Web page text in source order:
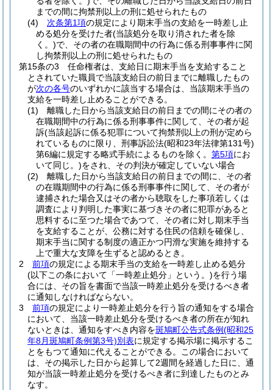
までの間に拘禁刑以上の刑に処せられたもの
(4)
次条第1項の規定により期末手当の支給を一時差し止
める処分を受けた者(当該処分を取り消された者を除
く。)で、その者の在職期間中の行為に係る刑事事件に関
し拘禁刑以上の刑に処せられたもの
第15条の3
任命権者は、支給日に期末手当を支給すること
とされていた職員で当該支給日の前日までに離職したもの
が次の各号のいずれかに該当する場合は、当該期末手当の
支給を一時差し止めることができる。
(1)
離職した日から当該支給日の前日までの間にその者の
在職期間中の行為に係る刑事事件に関して、その者が起
訴(当該起訴に係る犯罪について拘禁刑以上の刑が定めら
れているものに限り、刑事訴訟法(昭和23年法律第131号)
第6編に規定する略式手続によるものを除く。 第5項にお
いて同じ。)をされ、その判決が確定していない場合
(2)
離職した日から当該支給日の前日までの間に、その者
の在職期間中の行為に係る刑事事件に関して、その者が
逮捕された場合又はその者から聴取をした事項若しくは
調査により判明した事実に基づきその者に犯罪があると
思料するに至つた場合であつて、その者に対し期末手当
を支給することが、公務に対する住民の信頼を確保し、
期末手当に関する制度の適正かつ円滑な実施を維持する
上で重大な支障を生ずると認めるとき。
2
前項の規定による期末手当の支給を一時差し止める処分
(以下この条において「一時差止処分」という。)を行う場
合には、その旨を書面で当該一時差止処分を受けるべき者
に通知しなければならない。
3
前項の規定により一時差止処分を行う旨の通知をする場合
において、当該一時差止処分を受けるべき者の所在が知れ
ないときは、通知をすべき内容を斑鳩町公告式条例(昭和25
年8月斑鳩町条例第3号)別表に規定する掲示場に掲示するこ
とをもつて通知に代えることができる。
この場合において
は、その掲示した日から起算して2週間を経過した日に、通
知が当該一時差止処分を受けるべき者に到達したものとみ
なす。